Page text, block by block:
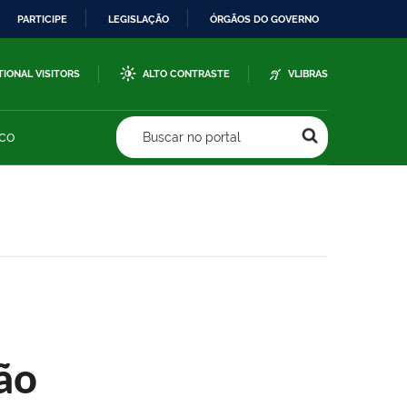
PARTICIPE LEGISLAÇÃO ÓRGÃOS DO GOVERNO
VISITORS ALTO CONTRASTE VLIBRAS
Buscar no portal